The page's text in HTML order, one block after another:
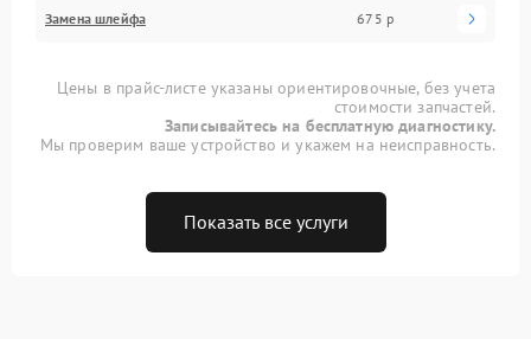
Замена шлейфа 675 р
Цены в прайс-листе указаны ориентировочные, без учета
стоимости запчастей.
Записывайтесь на бесплатную диагностику.
Мы проверим ваше устройство и укажем на неисправность.
Показать все услуги